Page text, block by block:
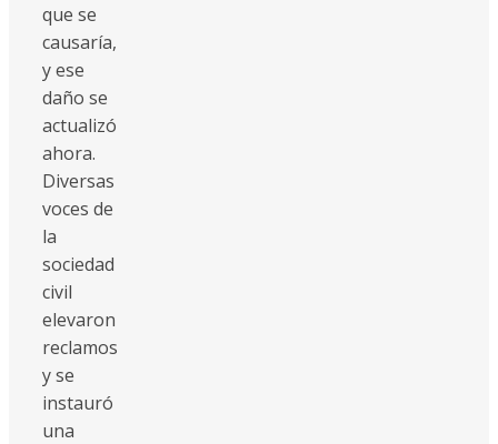
que se
causaría,
y ese
daño se
actualizó
ahora.
Diversas
voces de
la
sociedad
civil
elevaron
reclamos
y se
instauró
una